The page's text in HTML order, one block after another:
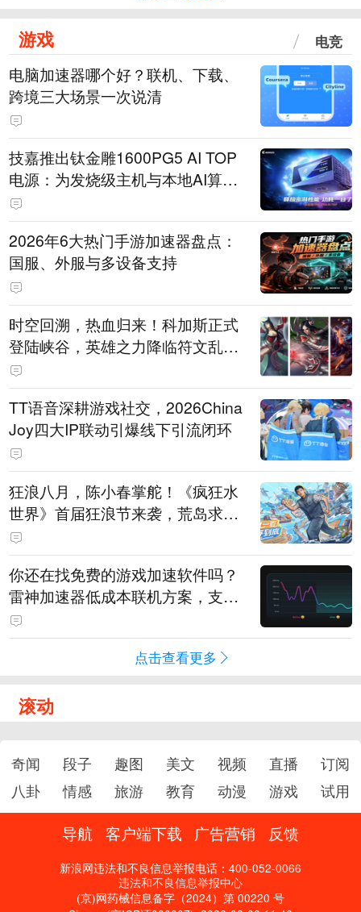
游戏 电竞
电脑加速器哪个好？联机、下载、
跨境三大场景一次说清
技嘉推出钛金雕1600PG5 AI TOP
电源：为发烧级主机与本地AI算力
打造旗舰供电方案
2026年6大热门手游加速器盘点：
国服、外服与多设备支持
时空回溯，热血归来！科加斯正式
登陆峡谷，英雄之力降临符文乱
斗！
TT语音深耕游戏社交，2026China
Joy四大IP联动引爆线下引流闭环
狂浪八月，陈小春掌舵！《疯狂水
世界》首届狂浪节来袭，荒岛求生
直播即将开启
你还在找免费的游戏加速软件吗？
雷神加速器低成本联机方案，支持
免费试用
点击查看更多
滚动
奇闻 段子 趣图 美文 视频 直播
订阅
八卦
情感 旅游 教育 动漫 游戏 试用
导航 客户端下载 广告营销 反馈
新浪网违法和不良信息举报电话：400-052-0066
违法和不良信息举报中心
(京)网药械信息备字（2024）第 00220 号